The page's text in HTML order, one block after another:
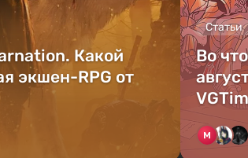
Какой
экшен-RPG от
Статьи
Во